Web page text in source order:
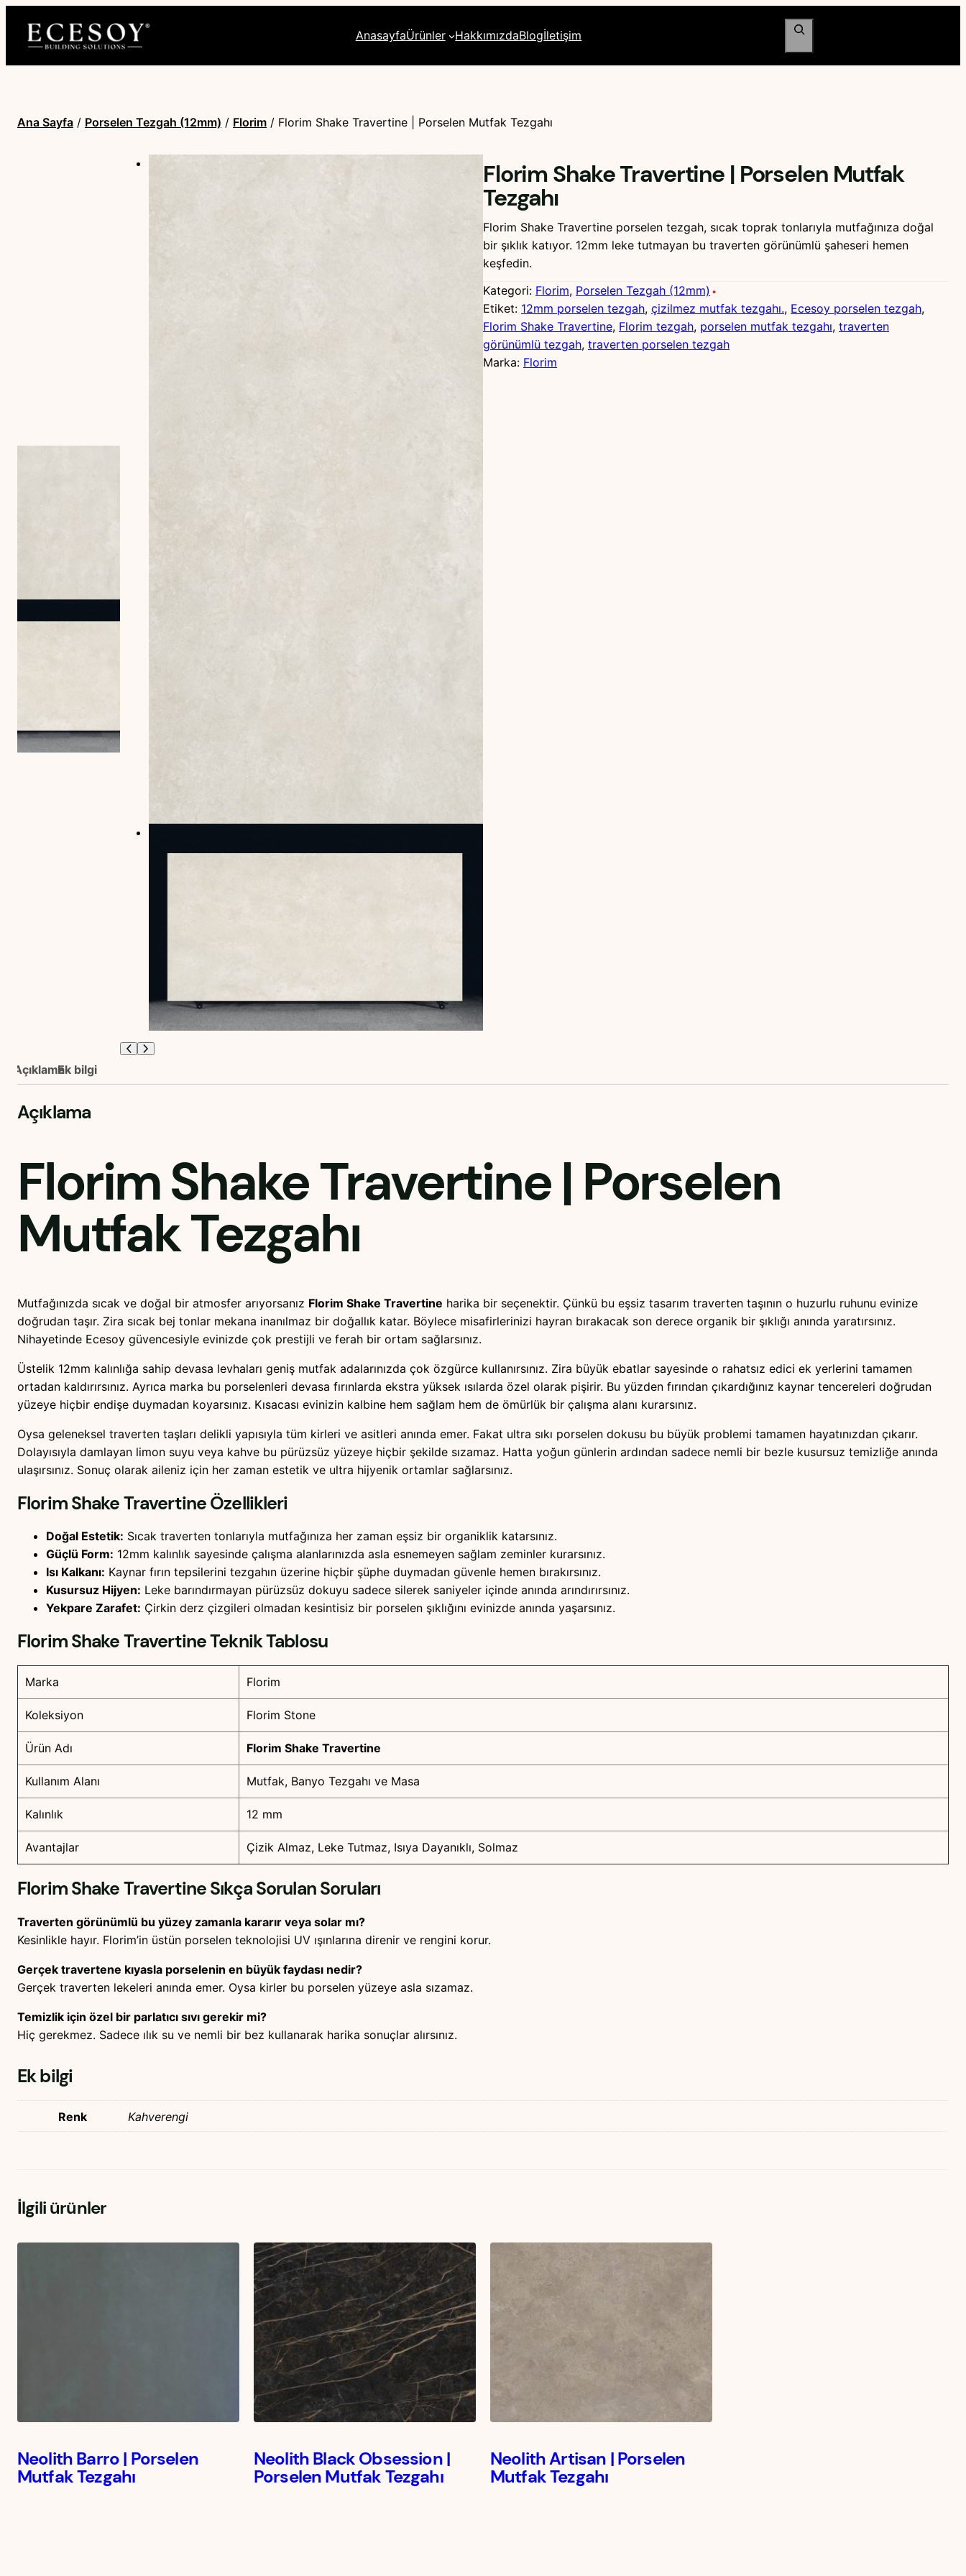
AnasayfaÜrünler HakkımızdaBlogİletişim
Ara
Ana Sayfa / Porselen Tezgah (12mm) / Florim / Florim Shake Travertine | Porselen Mutfak Tezgahı
Florim Shake Travertine | Porselen Mutfak
Tezgahı
Florim Shake Travertine porselen tezgah, sıcak toprak tonlarıyla mutfağınıza doğal
bir şıklık katıyor. 12mm leke tutmayan bu traverten görünümlü şaheseri hemen
keşfedin.
Kategori: Florim, Porselen Tezgah (12mm)
Etiket: 12mm porselen tezgah, çizilmez mutfak tezgahı., Ecesoy porselen tezgah
Florim Shake Travertine, Florim tezgah, porselen mutfak tezgahı, traverten
görünümlü tezgah, traverten porselen tezgah
Marka: Florim
AçıklamaEk bilgi
Açıklama
Florim Shake Travertine| Porselen
Mutfak Tezgahı
Mutfağınızda sıcak ve doğal bir atmosfer arıyorsanız Florim Shake Travertine harika bir seçenektir. Çünkü bu eşsiz tasarım traverten taşının o huzurlu ruhunu evinize
doğrudan taşır. Zira sıcak bej tonlar mekana inanılmaz bir doğallık katar. Böylece misafirlerinizi hayran bırakacak son derece organik bir şıklığı anında yaratırsınız.
Nihayetinde Ecesoy güvencesiyle evinizde çok prestijli ve ferah bir ortam sağlarsınız.
Üstelik 12mm kalınlığa sahip devasa levhaları geniş mutfak adalarınızda çok özgürce kullanırsınız. Zira büyük ebatlar sayesinde o rahatsız edici ek yerlerini tamamen
ortadan kaldırırsınız. Ayrıca marka bu porselenleri devasa fırınlarda ekstra yüksek ısılarda özel olarak pişirir. Bu yüzden fırından çıkardığınız kaynar tencereleri doğrudan
yüzeye hiçbir endişe duymadan koyarsınız. Kısacası evinizin kalbine hem sağlam hem de ömürlük bir çalışma alanı kurarsınız.
Oysa geleneksel traverten taşları delikli yapısıyla tüm kirleri ve asitleri anında emer. Fakat ultra sıkı porselen dokusu bu büyük problemi tamamen hayatınızdan çıkarır.
Dolayısıyla damlayan limon suyu veya kahve bu pürüzsüz yüzeye hiçbir şekilde sızamaz. Hatta yoğun günlerin ardından sadece nemli bir bezle kusursuz temizliğe anında
ulaşırsınız. Sonuç olarak aileniz için her zaman estetik ve ultra hijyenik ortamlar sağlarsınız.
Florim Shake TravertineÖzellikleri
Doğal Estetik: Sıcak traverten tonlarıyla mutfağınıza her zaman eşsiz bir organiklik katarsınız.
Güçlü Form: 12mm kalınlık sayesinde çalışma alanlarınızda asla esnemeyen sağlam zeminler kurarsınız.
Isı Kalkanı: Kaynar fırın tepsilerini tezgahın üzerine hiçbir şüphe duymadan güvenle hemen bırakırsınız.
Kusursuz Hijyen: Leke barındırmayan pürüzsüz dokuyu sadece silerek saniyeler içinde anında arındırırsınız.
Yekpare Zarafet: Çirkin derz çizgileri olmadan kesintisiz bir porselen şıklığını evinizde anında yaşarsınız.
Florim Shake TravertineTeknik Tablosu
Marka Florim
Koleksiyon Florim Stone
Ürün Adı Florim Shake Travertine
Kullanım Alanı Mutfak, Banyo Tezgahı ve Masa
Kalınlık 12 mm
Avantajlar Çizik Almaz, Leke Tutmaz, Isıya Dayanıklı, Solmaz
Florim Shake TravertineSıkça Sorulan Soruları
Traverten görünümlü bu yüzey zamanla kararır veya solar mı?
Kesinlikle hayır. Florim’in üstün porselen teknolojisi UV ışınlarına direnir ve rengini korur.
Gerçek travertene kıyasla porselenin en büyük faydası nedir?
Gerçek traverten lekeleri anında emer. Oysa kirler bu porselen yüzeye asla sızamaz.
Temizlik için özel bir parlatıcı sıvı gerekir mi?
Hiç gerekmez. Sadece ılık su ve nemli bir bez kullanarak harika sonuçlar alırsınız.
Ek bilgi
Renk Kahverengi
İlgili ürünler
Neolith Barro | Porselen
Mutfak Tezgahı
Neolith Black Obsession |
Porselen Mutfak Tezgahı
Neolith Artisan | Porselen
Mutfak Tezgahı